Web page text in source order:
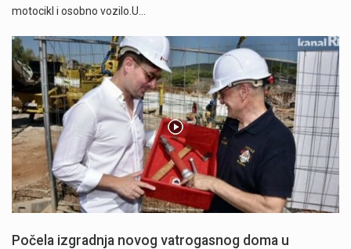
motocikl i osobno vozilo.U…
Počela izgradnja novog vatrogasnog doma u